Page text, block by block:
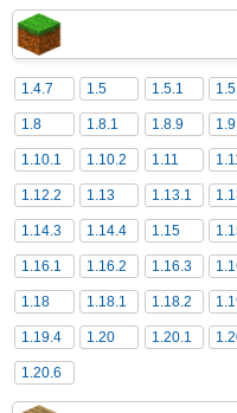
1.4.7 1.5 1.5.1
1.8 1.8.1 1.8.9 1.9
1.10.1 1.10.2 1.11
1.12.2 1.13 1.13.1
1.14.3 1.14.4 1.15
1.16.1 1.16.2 1.16.3
1.18 1.18.1 1.18.2
1.19.4 1.20 1.20.1
1.20.6